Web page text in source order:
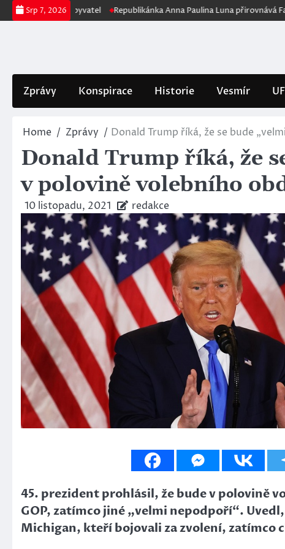
Skip
to
Srp 7, 2026
počtu obyvatel Republikánka Anna Paulina Luna přirovnává
Zprávy Konspirace Historie Vesmír
Home Zprávy Donald Trump říká, že se bude
Donald Trump říká, že
v polovině volebního
10 listopadu, 2021 redakce
45. prezident prohlásil, že bude v polovině
GOP, zatímco jiné „velmi nepodpoří“.
Michigan, kteří bojovali za zvolení,